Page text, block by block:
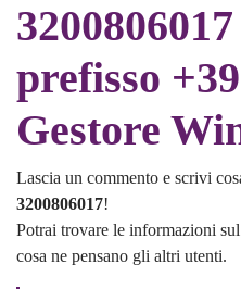
prefisso
Gestore
Lascia un commento e scrivi
3200806017!
Potrai trovare le informazioni
cosa ne pensano gli altri utenti.